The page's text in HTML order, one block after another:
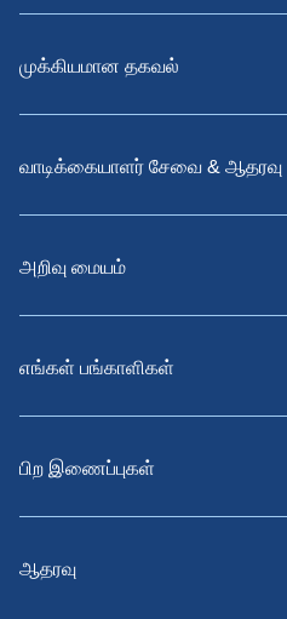
முக்கியமான தகவல்
வாடிக்கையாளர் சேவை & ஆதரவு
அறிவு மையம்
எங்கள் பங்காளிகள்
பிற இணைப்புகள்
ஆதரவு